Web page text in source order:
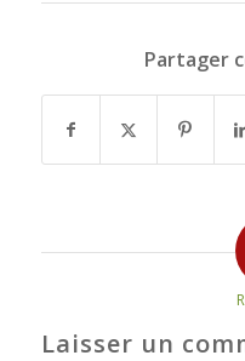
Partager
Laisser un